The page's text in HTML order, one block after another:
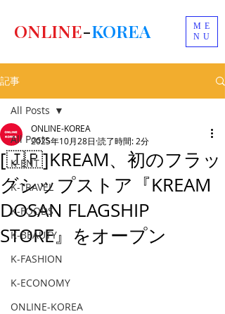
ME
NU
ONLINE-KOREA
記事
All Posts
K-ENT
K-TRAVEL
K-FOODS
K-BEAUTY
K-FASHION
K-ECONOMY
ONLINE-KOREA
All Posts
[🇯🇵]KREAM、初のフラッ
グシップストア『KREAM
DOSAN FLAGSHIP
STORE』をオープン
ONLINE-KOREA
2025年10月28日 読了時間: 2分